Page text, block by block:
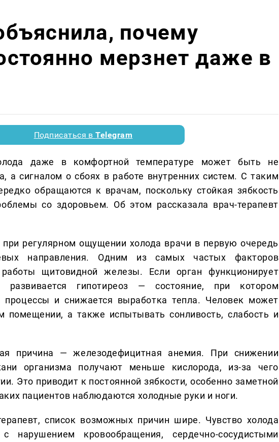
почему
мерзнет даже в
Подписаться вTelegram
даже в комфортной температуре может быть не
а сигналом о сбоях в работе внутренних систем. С таким
обращаются к врачам, поскольку стойкая зябкость
со здоровьем. Об этом рассказала врач-терапевт
регулярном ощущении холода врачи в первую очередь
направления. Одним из самых частых факторов
щитовидной железы. Если орган функционирует
развивается гипотиреоз — состояние, при котором
и снижается выработка тепла. Человек может
помещении, а также испытывать сонливость, слабость и
причина — железодефицитная анемия. При снижении
организма получают меньше кислорода, из-за чего
Это приводит к постоянной зябкости, особенно заметной
пациентов наблюдаются холодные руки и ноги.
список возможных причин шире. Чувство холода
кровообращения, сердечно-сосудистыми